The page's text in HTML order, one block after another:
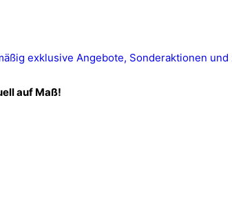
exklusive Angebote, Sonderaktionen
auf Maß!